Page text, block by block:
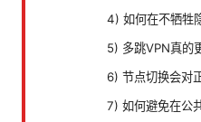
4) 如何在不牺牲
5) 多跳VPN真的
6) 节点切换会对
7) 如何避免在公